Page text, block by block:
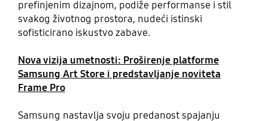
prefinjenim dizajnom, podiže performanse i stil
svakog životnog prostora, nudeći istinski
sofisticirano iskustvo zabave.
Nova vizija umetnosti: Proširenje platforme
Samsung Art Store i predstavljanje noviteta
Frame Pro
Samsung nastavlja svoju predanost spajanju